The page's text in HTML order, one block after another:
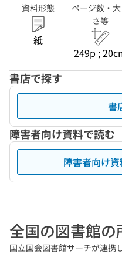
資料形態
紙
ページ数・大
さ等
249p ;
書店で探す
書
障害者向け資料で読む
障害者向け資
全国の図書館の
国立国会図書館サーチが連携